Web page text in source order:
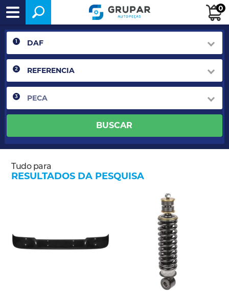
0
1
2
3
BUSCAR
RESULTADOS DA PESQUISA